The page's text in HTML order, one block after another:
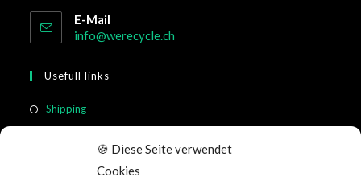
🍪 Diese Seite verwendet
Cookies
E-Mail
info@werecycle.ch
Usefull links
Shipping